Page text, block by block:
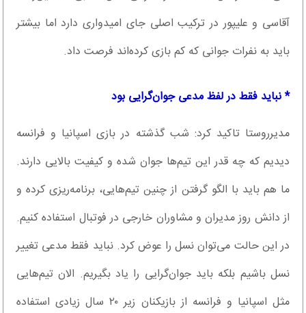
آقاسی و علیپور در ترکیب اصلی جای امیدواری دارد اما بیشتر
باید به نفرات جوانی که کم بازی کرده‌اند فرصت داد.
* نباید فقط در لفظ مدعی جوان‌گرایی بود
مدیرروستا تاکید کرد: شب گذشته در بازی اسپانیا و فرانسه
دیدیم که چه قدر این تیم‌ها جوان شده و کیفیت بالایی دارند.
ما هم باید با الگو گرفتن از چنین تیم‌هایی، برنامه‌ریزی کرده و
از دانش روز مدیران و مشاوران خارجی در فوتبال استفاده کنیم.
در این حالت می‌توان نسل را عوض کرد. نباید فقط مدعی تغییر
نسل باشیم بلکه باید جوان‌گرایی را یاد بگیریم. الان تیم‌هایی
مثل اسپانیا و فرانسه از بازیکنان زیر ۲۰ سال زیادی استفاده